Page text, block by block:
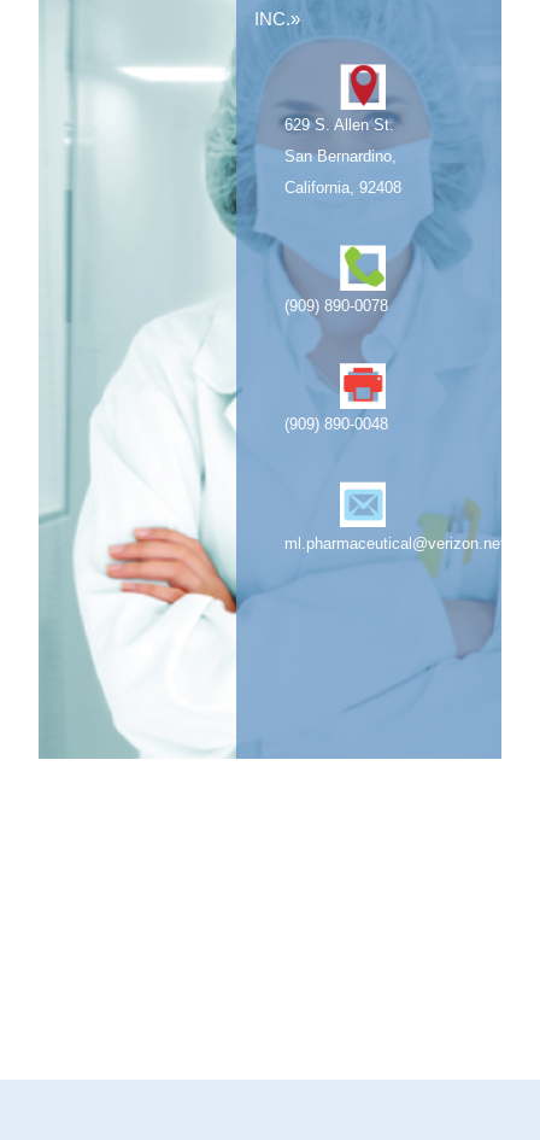
INC.»
629 S. Allen St.
San Bernardino,
California, 92408
(909) 890-0078
(909) 890-0048
ml.pharmaceutical@verizon.net